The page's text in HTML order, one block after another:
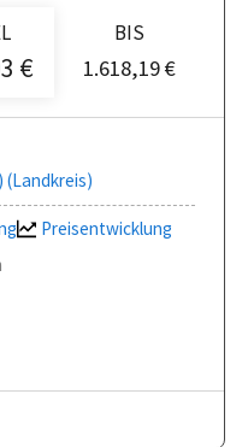
€
BIS
1.618,19 €
(Landkreis)
Preisentwicklung